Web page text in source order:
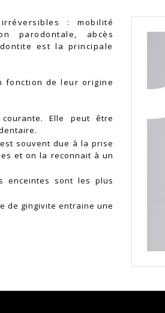
: mobilité
parodontale, abcès
est la principale
fonction de leur origine
Elle peut être
souvent due à la prise
et on la reconnait à un
enceintes sont les plus
de gingivite entraine une